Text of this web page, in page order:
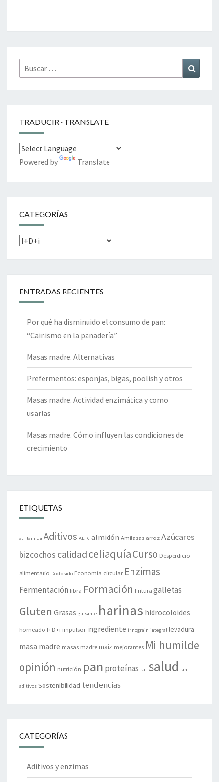
Buscar
por:
TRADUCIR · TRANSLATE
Powered by Translate
CATEGORÍAS
Categorías
ENTRADAS RECIENTES
Por qué ha disminuido el consumo de pan:
“Cainismo en la panadería”
Masas madre. Alternativas
Prefermentos: esponjas, bigas, poolish y otros
Masas madre. Actividad enzimática y como
usarlas
Masas madre. Cómo influyen las condiciones de
crecimiento
ETIQUETAS
acrilamida Aditivos AETC almidón Amilasas arrozAzúcares
bizcochos calidad celiaquíaCurso Desperdicio
alimentario Doctorado Economía circular Enzimas
Fermentación fibra Formación Fritura galletas
Gluten Grasas guisante harinas hidrocoloides
horneado I+D+i impulsor ingrediente innograin integral levadura
masa madre masas madremaíz mejorantes Mi humilde
opinión nutrición pan proteínas sal salud sin
aditivos Sostenibilidad tendencias
CATEGORÍAS
Aditivos y enzimas